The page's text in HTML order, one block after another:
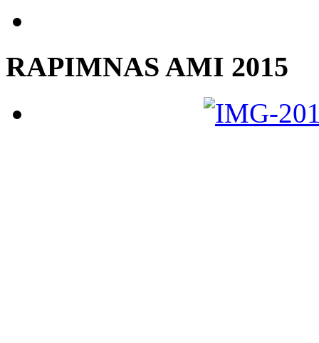
RAPIMNAS AMI 2015